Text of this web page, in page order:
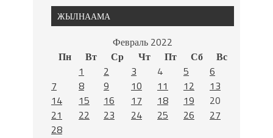
ЖЫЛНААМА
Февраль 2022
Пн
Вт Ср Чт Пт Сб
Вс
1
2 3 4 5
6
7
8 9 10 11 12
13
14
15 16 17 18 19
20
21
22 23 24 25 26
27
28